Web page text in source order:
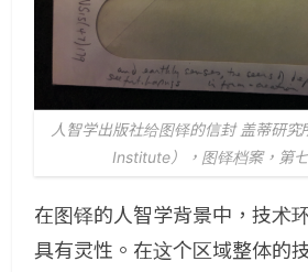
人智学出版社给图铎的信封 盖蒂研
Institute），图铎档案，第
在图铎的人智学背景中，技术
具有灵性。在这个区域整体的